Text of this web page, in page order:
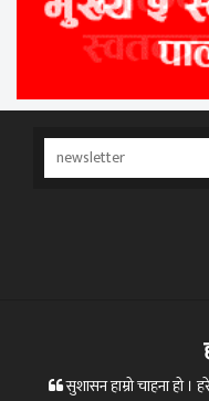
सुशासन हाम्रो चाहना हो ।